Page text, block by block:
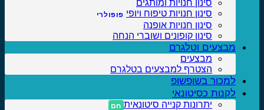
סינון חנויות ומותגים
סינון חנויות טיפוח ויופי
סינון חנויות אופנה
סינון קופונים ושוברי הנחה
מבצעים וטלגרם
מבצעים
הצטרף למבצעים בטלגרם
למכור בשופשופ
לקנות כסיטונאי
יתרונות קנייה סיטונאית